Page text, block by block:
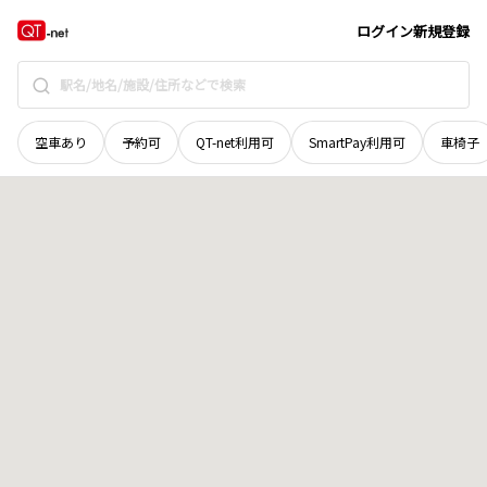
ログイン新規登録
空車あり 予約可 QT-net利用可 SmartPay利用可 車椅子
山口県